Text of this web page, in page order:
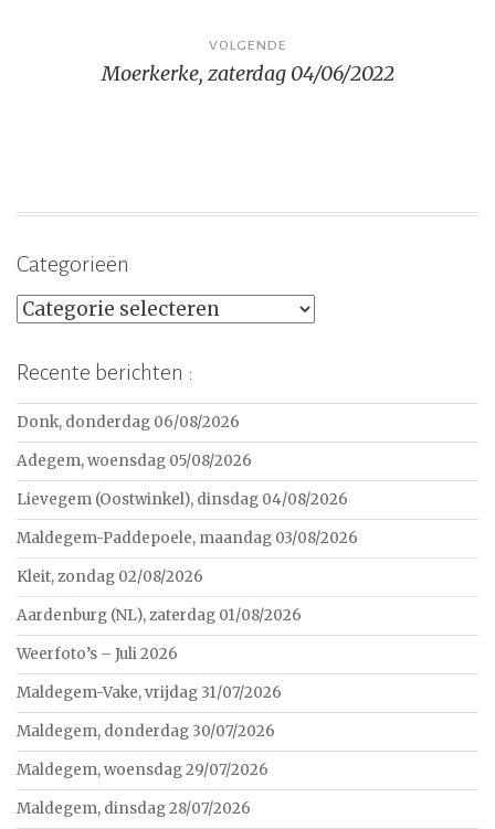
VOLGENDE
Moerkerke, zaterdag 04/06/2022
Categorieën
Categorieën
Recente berichten :
Donk, donderdag 06/08/2026
Adegem, woensdag 05/08/2026
Lievegem (Oostwinkel), dinsdag 04/08/2026
Maldegem-Paddepoele, maandag 03/08/2026
Kleit, zondag 02/08/2026
Aardenburg (NL), zaterdag 01/08/2026
Weerfoto’s – Juli 2026
Maldegem-Vake, vrijdag 31/07/2026
Maldegem, donderdag 30/07/2026
Maldegem, woensdag 29/07/2026
Maldegem, dinsdag 28/07/2026